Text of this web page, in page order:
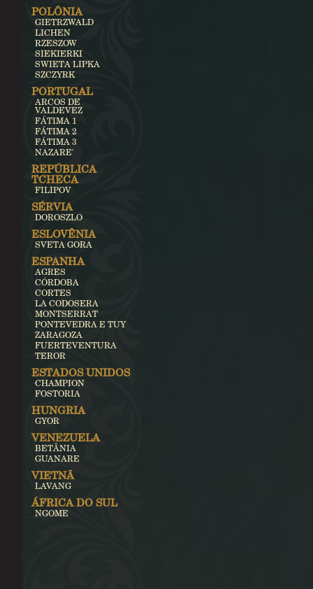
POLÔNIA
GIETRZWALD
LICHEN
RZESZOW
SIEKIERKI
SWIETA LIPKA
SZCZYRK
PORTUGAL
ARCOS DE
VALDEVEZ
FÁTIMA 1
FÁTIMA 2
FÁTIMA 3
NAZARE'
REPÚBLICA
TCHECA
FILIPOV
SÉRVIA
DOROSZLO
ESLOVÊNIA
SVETA GORA
ESPANHA
AGRES
CÓRDOBA
CORTES
LA CODOSERA
MONTSERRAT
PONTEVEDRA E TUY
ZARAGOZA
FUERTEVENTURA
TEROR
ESTADOS UNIDOS
CHAMPION
FOSTORIA
HUNGRIA
GYOR
VENEZUELA
BETÂNIA
GUANARE
VIETNÃ
LAVANG
ÁFRICA DO SUL
NGOME